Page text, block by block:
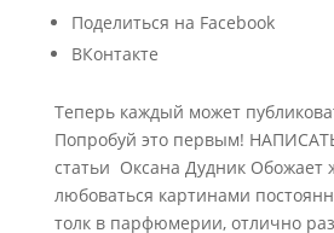
Поделиться на Facebook
ВКонтакте
Теперь каждый может
Попробуй это первым!
статьи Оксана Дудник Обожает
любоваться картинами
толк в парфюмерии, отлично